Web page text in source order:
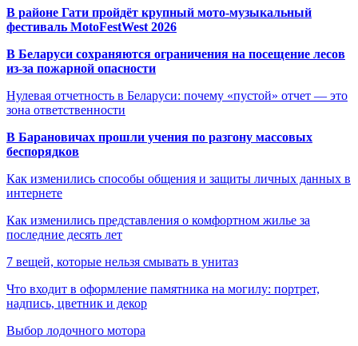
В районе Гати пройдёт крупный мото-музыкальный
фестиваль MotoFestWest 2026
В Беларуси сохраняются ограничения на посещение лесов
из-за пожарной опасности
Нулевая отчетность в Беларуси: почему «пустой» отчет — это
зона ответственности
В Барановичах прошли учения по разгону массовых
беспорядков
Как изменились способы общения и защиты личных данных в
интернете
Как изменились представления о комфортном жилье за
последние десять лет
7 вещей, которые нельзя смывать в унитаз
Что входит в оформление памятника на могилу: портрет,
надпись, цветник и декор
Выбор лодочного мотора